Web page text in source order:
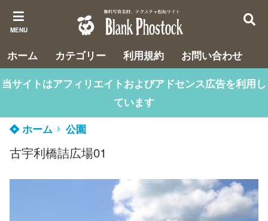
MENU
ホーム カテゴリー 利用規約
お問い合わせ
当サイトはアフィリエイトおよびアドセンス広告を利用し
ています
ホーム
公園
古宇利橋詰広場01